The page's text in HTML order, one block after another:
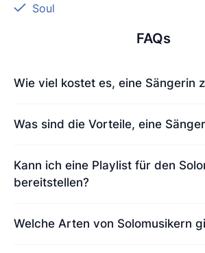
Soul
FAQs
Wie viel kostet es, eine Sängerin
Was sind die Vorteile, eine
Kann ich eine Playlist für den
bereitstellen?
Welche Arten von Solomusikern